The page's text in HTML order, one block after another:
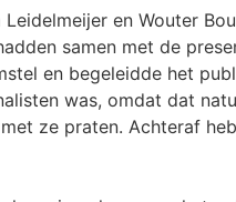
en Wouter
samen met de
en begeleidde het
was, omdat dat
ze praten. Achteraf